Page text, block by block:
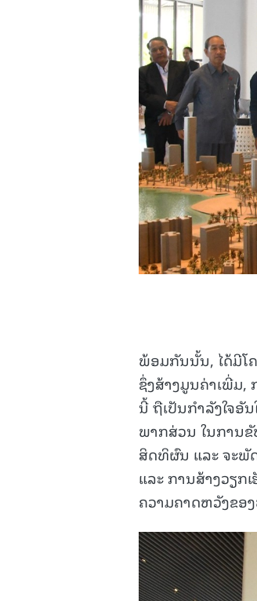
ພ້ອມກັນນັ້ນ, ໄດ້ມີໂ
ຊຶ່ງສ້າງມູນຄ່າເພີ່ມ,
ນີ້ ຖືເປັນກຳລັງໃຈອັ
ພາກສ່ວນ ໃນການ
ສິດທິຜົນ ແລະ ຈະພັ
ແລະ ການສ້າງວຽ
ຄວາມຄາດຫວັງຂອ